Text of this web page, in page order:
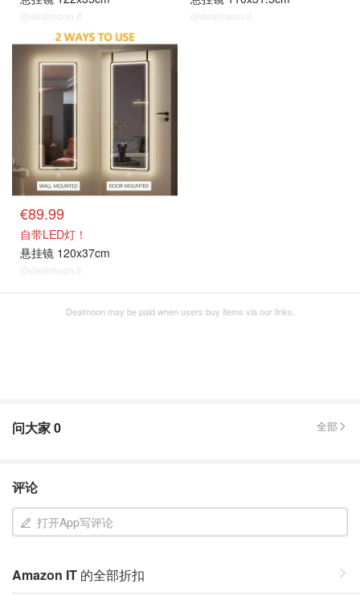
@dealmoon.it @dealmoon.it
€89.99
自带LED灯！
悬挂镜 120x37cm
@dealmoon.it
Dealmoon may be paid when users buy items via our links.
问大家0 全部
评论
打开App写评论
Amazon IT 的全部折扣